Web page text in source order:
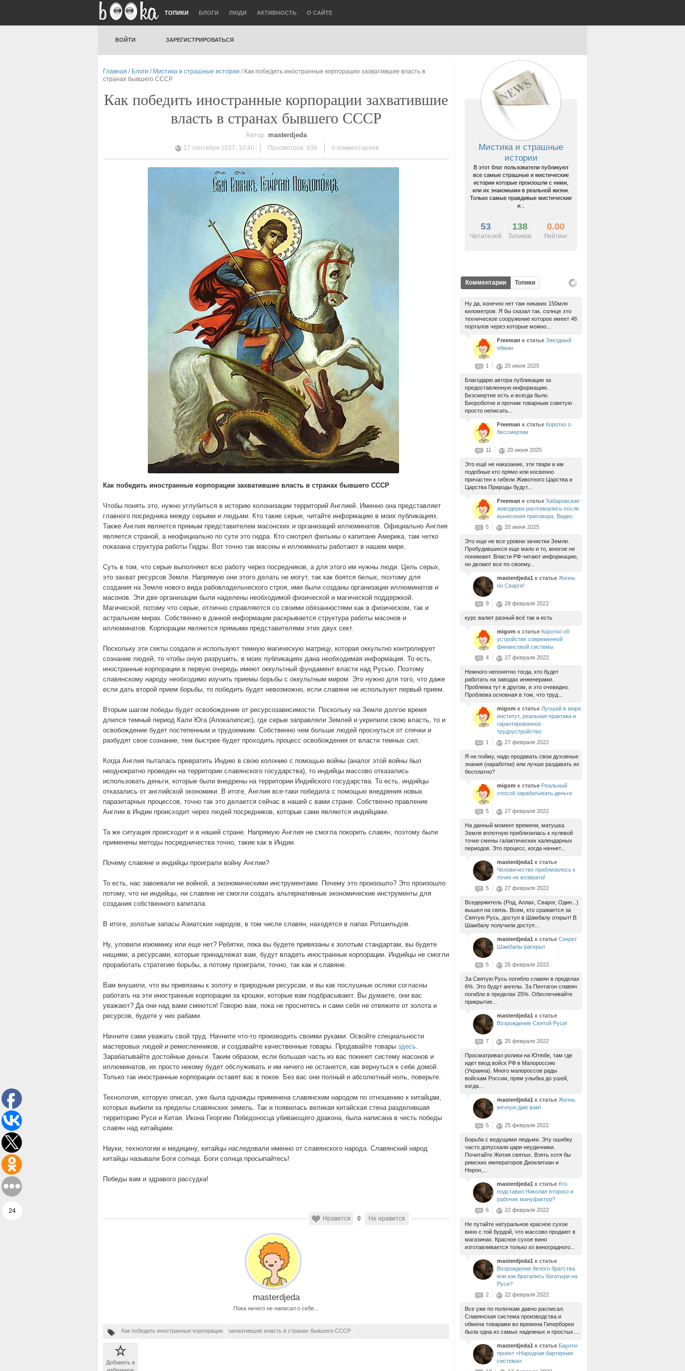
24
ТОПИКИ БЛОГИ ЛЮДИ АКТИВНОСТЬ О САЙТЕ
ВОЙТИ ЗАРЕГИСТРИРОВАТЬСЯ
Главная / Блоги / Мистика и страшные истории / Как победить иностранные корпорации захватившие власть в
странах бывшего СССР
Как победить иностранные корпорации захватившие
власть в странах бывшего СССР
Автор: masterdjeda
17 сентября 2017, 10:40 Просмотров: 939 0 комментариев
Как победить иностранные корпорации захватившие власть в странах бывшего СССР
Чтобы понять это, нужно углубиться в историю колонизации территорий Англией. Именно она представляет
главного посредника между серыми и людьми. Кто такие серые, читайте информацию в моих публикациях.
Также Англия является прямым представителем масонских и организаций иллюминатов. Официально Англия
является страной, а неофициально по сути это гидра. Кто смотрел фильмы о капитане Америка, там четко
показана структура работы Гидры. Вот точно так масоны и иллюминаты работают в нашем мире.
Суть в том, что серые выполняют всю работу через посредников, а для этого им нужны люди. Цель серых,
это захват ресурсов Земли. Напрямую они этого делать не могут, так как боятся белых, поэтому для
создания на Земле нового вида рабовладельческого строя, ими были созданы организации иллюминатов и
масонов. Эти две организации были наделены необходимой физической и магической поддержкой.
Магической, потому что серые, отлично справляются со своими обязанностями как в физическом, так и
астральном мирах. Собственно в данной информации раскрывается структура работы масонов и
иллюминатов. Корпорации являются прямыми представителями этих двух сект.
Поскольку эти секты создали и используют темную магическую матрицу, которая оккультно контролирует
сознание людей, то чтобы оную разрушить, в моих публикациях дана необходимая информация. То есть,
иностранные корпорации в первую очередь имеют оккультный фундамент власти над Русью. Поэтому
славянскому народу необходимо изучить приемы борьбы с оккультным миром. Это нужно для того, что даже
если дать второй прием борьбы, то победить будет невозможно, если славяне не используют первый прием.
Вторым шагом победы будет освобождение от ресурсозависимости. Поскольку на Земле долгое время
длился темный период Кали Юга (Апокалипсис), где серые заправляли Землей и укрепили свою власть, то и
освобождение будет постепенным и трудоемким. Собственно чем больше людей проснуться от спячки и
разбудят свое сознание, тем быстрее будет проходить процесс освобождения от власти темных сил.
Когда Англия пыталась превратить Индию в свою колонию с помощью войны (аналог этой войны был
неоднократно проведен на территории славянского государства), то индийцы массово отказались
использовать деньги, которые были внедрены на территории Индийского государства. То есть, индийцы
отказались от английской экономики. В итоге, Англия все-таки победила с помощью внедрения новых
паразитарных процессов, точно так это делается сейчас в нашей с вами стране. Собственно правление
Англии в Индии происходит через людей посредников, которые сами являются индийцами.
Та же ситуация происходит и в нашей стране. Напрямую Англия не смогла покорить славян, поэтому были
применены методы посредничества точно, такие как в Индии.
Почему славяне и индийцы проиграли войну Англии?
То есть, нас завоевали не войной, а экономическими инструментами. Почему это произошло? Это произошло
потому, что ни индийцы, ни славяне не смогли создать альтернативные экономические инструменты для
создания собственного капитала.
В итоге, золотые запасы Азиатских народов, в том числе славян, находятся в лапах Ротшильдов.
Ну, уловили изюминку или еще нет? Ребятки, пока вы будете привязаны к золотым стандартам, вы будете
нищими, а ресурсами, которые принадлежат вам, будут владеть иностранные корпорации. Индийцы не смогли
проработать стратегию борьбы, а потому проиграли, точно, так как и славяне.
Вам внушили, что вы привязаны к золоту и природным ресурсам, и вы как послушные ослики согласны
работать на эти иностранные корпорации за крошки, которые вам подбрасывают. Вы думаете, они вас
уважают? Да они над вами смеются! Говорю вам, пока не проснетесь и сами себя не отвяжите от золота и
ресурсов, будете у них рабами.
Начните сами уважать свой труд. Начните что-то производить своими руками. Освойте специальности
мастеровых людей и ремесленников, и создавайте качественные товары. Продавайте товары здесь.
Зарабатывайте достойные деньги. Таким образом, если большая часть из вас покинет систему масонов и
иллюминатов, их просто некому будет обслуживать и им ничего не останется, как вернуться к себе домой.
Только так иностранные корпорации оставят вас в покое. Без вас они полный и абсолютный ноль, поверьте.
Технология, которую описал, уже была однажды применена славянским народом по отношению к китайцам,
которых выбили за пределы славянских земель. Так и появилась великая китайская стена разделившая
территорию Руси и Китая. Икона Георгию Победоносца убивающего дракона, была написана в честь победы
славян над китайцами.
Науки, технологии и медицину, китайцы наследовали именно от славянского народа. Славянский народ
китайцы называли Боги солнца. Боги солнца просыпайтесь!
Победы вам и здравого рассудка!
Нравится 0 Не нравится
masterdjeda
Пока ничего не написал о себе...
Как победить иностранные корпорации захватившие власть в странах бывшего СССР
Добавить в
Мистика и страшные
истории
В этот блог пользователи публикуют
все самые страшные и мистические
истории которые произошли с ними,
или их знакомыми в реальной жизни.
Только самые правдивые мистические
и...
53
Читателей
138
Топиков
0.00
Рейтинг
Комментарии Топики
Ну да, конечно нет там никаких 150млн
километров. Я бы сказал так, солнце это
техническое сооружение которое имеет 48
порталов через которые можно...
Freeman к статье Звездный
обман
1 20 июня 2025
Благодарю автора публикации за
предоставленную информацию.
Безсмертие есть и всегда было.
Биороботне и прочим товарным советую
просто неписать...
Freeman к статье Коротко о
бессмертии
11 20 июня 2025
Это ещё не наказание, эти твари и им
подобные кто прямо или косвенно
причастен к гибели Животного Царства и
Царства Природы будут...
Freeman к статье Хабаровские
живодерки расплакались после
вынесения приговора. Видео.
5
20 июня 2025
Это еще не все уровни зачистки Земли.
Пробудившихся еще мало и то, многое не
понимают. Власти РФ читают информацию,
но делают все по своему...
masterdjeda1 к статье Жизнь
по Сварге!
9 28 февраля 2022
курс валют разный всё так и есть
migom к статье Коротко об
устройстве современной
финансовой системы
4
27 февраля 2022
Немного непонятно тогда, кто будет
работать на заводах инженерами.
Проблема тут в другом, и это очевидно.
Проблема основная в том, что труд...
migom к статье Лучший в мире
институт, реальная практика и
гарантированное
трудоустройство
1
27 февраля 2022
Я не пойму, надо продавать свои духовные
знания (наработки) или лучше раздавать их
бесплатно?
migom к статье Реальный
способ зарабатывать деньги
5 27 февраля 2022
На данный момент времени, матушка
Земля вплотную приблизилась к нулевой
точке смены галактических календарных
периодов. Это процесс, когда начнет...
masterdjeda1 к статье
Человечество приблизилось к
точке не возврата!
5
27 февраля 2022
Вседержитель (Род, Аллах, Сварог, Один...)
вышел на связь. Всем, кто сражается за
Святую Русь, доступ в Шамбалу открыт! В
Шамбалу получили доступ...
masterdjeda1 к статье Секрет
Шамбалы раскрыт
5 26 февраля 2022
За Святую Русь погибло славян в пределах
6%. Это будут ангелы. За Пентагон славян
погибло в пределах 25%. Обеспечивайте
прикрытие...
masterdjeda1 к статье
Возрождение Святой Руси!
7 25 февраля 2022
Просматривал ролики на Ютюбе, там где
идет ввод войск РФ в Малороссию
(Украина). Много малороссов рады
войскам России, прям улыбка до ушей,
когда...
masterdjeda1 к статье Жизнь
вечную даю вам!
5 25 февраля 2022
Борьба с ведущими людьми. Эту ошибку
часто допускали цари неудачники.
Почитайте Жития святых. Взять хотя бы
римских императоров Диоклитиан и
Нерон,...
masterdjeda1 к статье Кто
подставил Николая второго и
рабочих мануфактур?
6
22 февраля 2022
Не путайте натуральное красное сухое
вино с той бурдой, что массово продают в
магазинах. Красное сухое вино
изготавливается только из виноградного...
masterdjeda1 к статье
Возрождение белого братства
или как братались богатыри на
Руси?
2
22 февраля 2022
Все уже по полочкам давно расписал.
Славянская система производства и
обмена товарами во времена Гипербореи
была одна из самых надежных и простых....
masterdjeda1 к статье Баунти-
проект «Народная бартерная
система»